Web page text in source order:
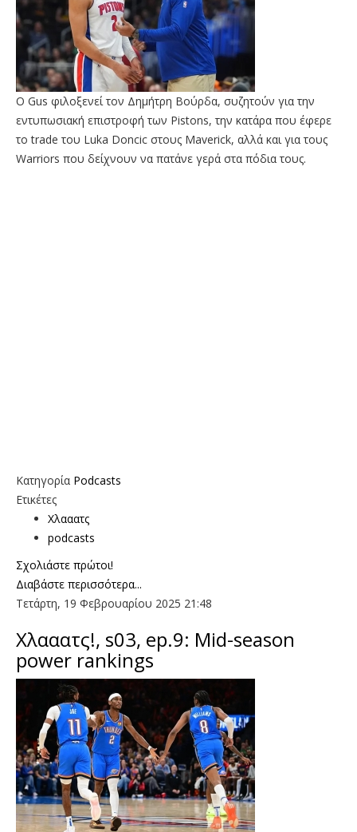
Ο Gus φιλοξενεί τον Δημήτρη Βούρδα, συζητούν για την
εντυπωσιακή επιστροφή των Pistons, την κατάρα που έφερε
το trade του Luka Doncic στους Maverick, αλλά και για τους
Warriors που δείχνουν να πατάνε γερά στα πόδια τους.
Κατηγορία Podcasts
Ετικέτες
Χλααατς
podcasts
Σχολιάστε πρώτοι!
Διαβάστε περισσότερα...
Τετάρτη, 19 Φεβρουαρίου 2025 21:48
Χλααατς!, s03, ep.9: Mid-season
power rankings